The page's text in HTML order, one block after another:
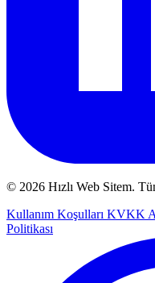
© 2026 Hızlı Web Sitem.
Kullanım Koşulları KVKK
Politikası